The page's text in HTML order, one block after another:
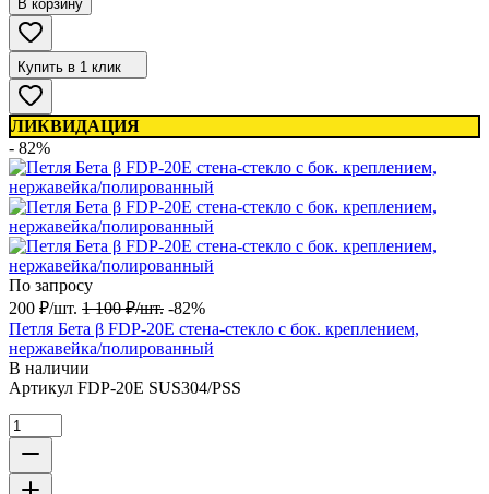
В корзину
Купить в 1 клик
ЛИКВИДАЦИЯ
- 82%
По запросу
200 ₽/шт. 1 100 ₽/шт. -82%
Петля Бета β FDP-20E стена-стекло с бок. креплением,
нержавейка/полированный
В наличии
Артикул FDP-20E SUS304/PSS